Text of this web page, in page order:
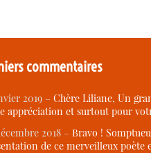
commentaires
2019 – Chère Liliane, Un
appréciation et surtout pour
2018 – Bravo !
de ce merveilleux poète